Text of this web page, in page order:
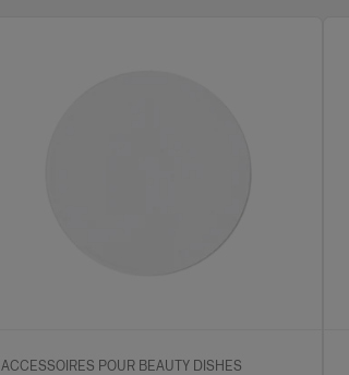
ACCESSOIRES POUR BEAUTY DISHES